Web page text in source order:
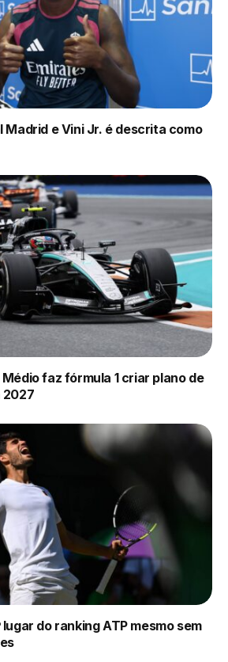
Madrid e Vini Jr. é descrita como
faz fórmula 1 criar plano de
2027
do ranking ATP mesmo sem